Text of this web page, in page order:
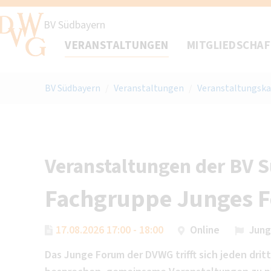
BV Südbayern
VERANSTALTUNGEN
BV Südbayern Veranstaltungen
Veranstaltungen der BV
Fachgruppe Junges
17.08.2026 17:00 - 18:00 Online
Das Junge Forum der DVWG trifft sich jeden